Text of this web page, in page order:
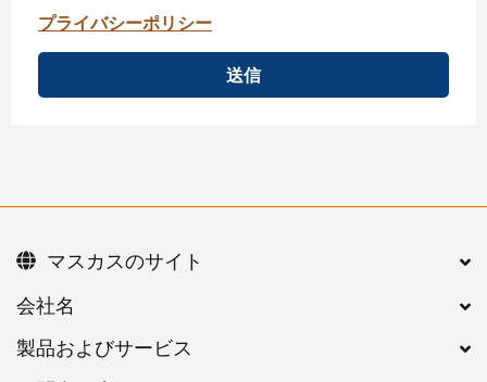
プライバシーポリシー
送信
会社名
製品およびサービス
マスカスのサイト